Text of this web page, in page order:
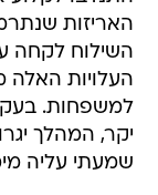
האריזות
העלויות האלה
למשפחות.
יקר, המהלך
שמעתי עליה